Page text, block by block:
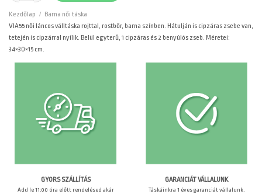
Kezdőlap / Barna női táska
VIA55 női láncos válltáska rojttal, rostbőr, barna színben. Hátulján is cipzáras zsebe van,
tetején is cipzárral nyílik. Belül egyterű, 1 cipzáras és 2 benyúlós zseb. Méretei:
34×30×15 cm.
GYORS SZÁLLÍTÁS
Add le 11:00 óra előtt rendelésed akár
GARANCIÁT VÁLLALUNK
Táskáinkra 1 éves garanciát vállalunk.